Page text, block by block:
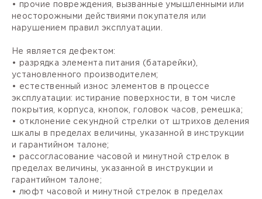
• прочие повреждения, вызванные умышленными или
неосторожными действиями покупателя или
нарушением правил эксплуатации.
Не является дефектом:
• разрядка элемента питания (батарейки),
установленного производителем;
• естественный износ элементов в процессе
эксплуатации: истирание поверхности, в том числе
покрытия, корпуса, кнопок, головок часов, ремешка;
• отклонение секундной стрелки от штрихов деления
шкалы в пределах величины, указанной в инструкции
и гарантийном талоне;
• рассогласование часовой и минутной стрелок в
пределах величины, указанной в инструкции и
гарантийном талоне;
• люфт часовой и минутной стрелок в пределах